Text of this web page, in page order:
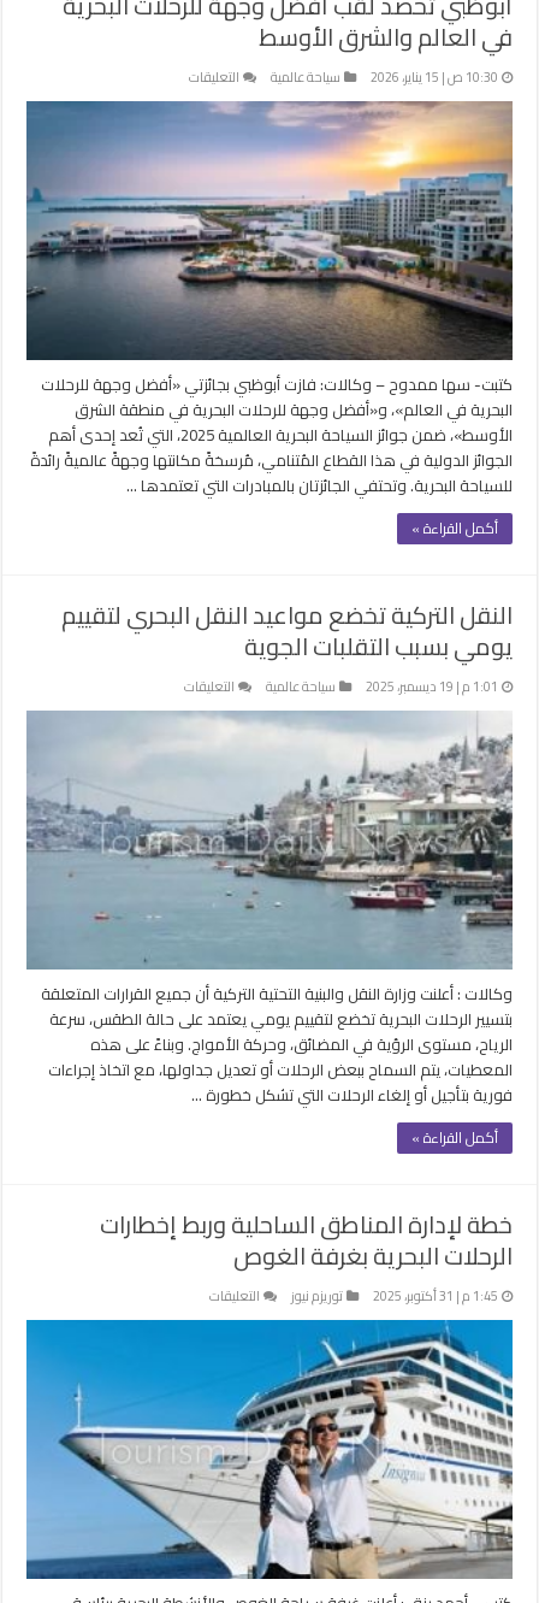
في العالم والشرق الأوسط
10:30 ص | 15 يناير، 2026 سياحة عالمية التعليقات
أبوظبي
لقب
وجهة
للرحلات
البحرية
في
العالم
والشرق
الأوسط
مغلقة
كتبت- سها ممدوح – وكالات: فازت أبوظبي بجائزتي «أفضل وجهة للرحلات
البحرية في العالم»، و«أفضل وجهة للرحلات البحرية في منطقة الشرق
الأوسط»، ضمن جوائز السياحة البحرية العالمية 2025، التي تُعد إحدى أهم
الجوائز الدولية في هذا القطاع المُتنامي، مُرسخةً مكانتها وجهةً عالميةً رائدةً
للسياحة البحرية. وتحتفي الجائزتان بالمبادرات التي تعتمدها …
أكمل القراءة »
النقل التركية تخضع مواعيد النقل البحري لتقييم
يومي بسبب التقلبات الجوية
1:01 م | 19 ديسمبر، 2025 سياحة عالمية التعليقات
النقل
تخضع
البحري
لتقييم
التقلبات
مغلقة
وكالات : أعلنت وزارة النقل والبنية التحتية التركية أن جميع القرارات المتعلقة
بتسيير الرحلات البحرية تخضع لتقييم يومي يعتمد على حالة الطقس، سرعة
الرياح، مستوى الرؤية في المضائق، وحركة الأمواج. وبناءً على هذه
المعطيات، يتم السماح ببعض الرحلات أو تعديل جداولها، مع اتخاذ إجراءات
فورية بتأجيل أو إلغاء الرحلات التي تشكل خطورة …
أكمل القراءة »
خطة لإدارة المناطق الساحلية وربط إخطارات
الرحلات البحرية بغرفة الغوص
1:45 م | 31 أكتوبر، 2025 توريزم نيوز التعليقات
خطة
إخطارات
الرحلات
البحرية
الغوص
مغلقة